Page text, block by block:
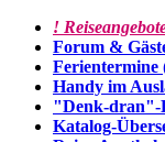
!
Forum &
Ferientermine
Handy im
"Denk-dran"-
Katalog-